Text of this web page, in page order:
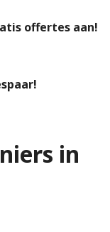
offertes aan!
in